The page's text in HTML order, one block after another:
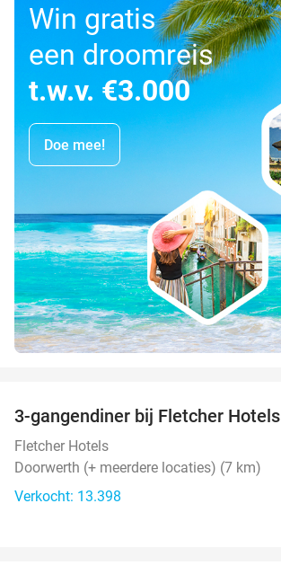
Win gratis
een droomreis
t.w.v. €3.000
Doe mee!
3-gangendiner bij Fletcher Hotels
Fletcher Hotels
Doorwerth (+ meerdere locaties) (7 km)
Verkocht: 13.398